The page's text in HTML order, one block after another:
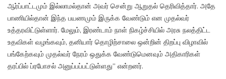
ஆர்ப்பாட்டமும் இல்லாமல்தான் அவர் சென்று ஆறுதல் தெரிவித்தார். அதே
பாணியில்தான் இந்த பயணமும் இருக்க வேண்டும் என முதல்வர்
உத்தரவிட்டுள்ளார். மேலும், இரண்டாம் நாள் நிகழ்ச்சியில் அரசு நலத்திட்ட
உதவிகள் வழங்கவும், தனியார் தொழிற்சாலை ஒன்றின் திறப்பு விழாவில்
பங்கேற்கவும் முதல்வர் நேரம் ஒதுக்க வேண்டுமெனவும் அதிகாரிகள்
தரப்பில் ப்ரபோசல் அனுப்பப்பட்டுள்ளது” என்றனர்.